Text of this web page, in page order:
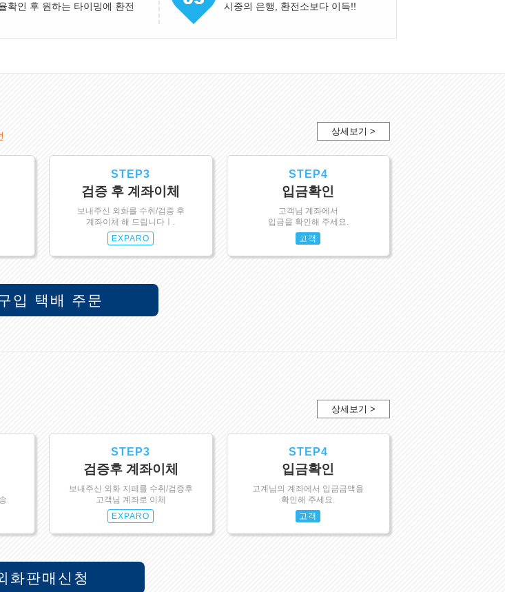
확인 후 원하는 타이밍에 환전 시중의 은행, 환전소보다 이득!!
상세보기 >
STEP3
검증 후 계좌이체
보내주신 외화를 수취/검증 후
계좌이체 해 드립니다ㅣ.
EXPARO
STEP4
입금확인
고객님 계좌에서
입금을 확인해 주세요.
고객
입 택배 주문
상세보기 >
STEP3
검증후 계좌이체
보내주신 외화 지페를 수취/검증후
고객님 계좌로 이체
EXPARO
STEP4
입금확인
고계님의 계좌에서 입금금액을
확인해 주세요.
고객
화판매신청